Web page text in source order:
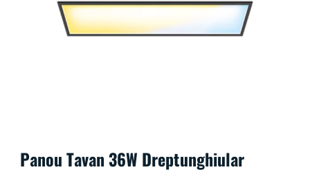
Panou Tavan 36W Dreptunghiular